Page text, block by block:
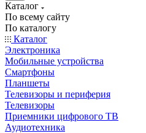
Каталог
По всему сайту
По каталогу
Каталог
Электроника
Мобильные устройства
Смартфоны
Планшеты
Телевизоры и периферия
Телевизоры
Приемники цифрового ТВ
Аудиотехника